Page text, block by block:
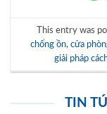
This entry was
chống ồn, cửa
giải pháp
TIN